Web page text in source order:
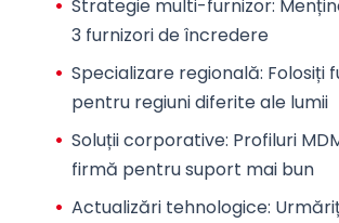
Strategie multi-furnizor:
3 furnizori de încredere
Specializare regională: Folosiți
pentru regiuni diferite ale lumii
Soluții corporative: Profiluri
firmă pentru suport mai bun
Actualizări tehnologice: